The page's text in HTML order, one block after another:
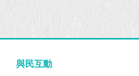
與民互動